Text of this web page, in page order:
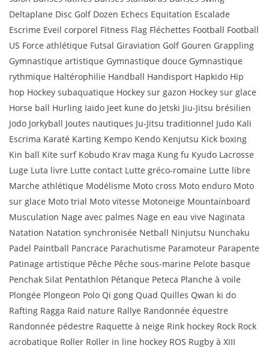
Deltaplane Disc Golf Dozen Echecs Equitation Escalade
Escrime Eveil corporel Fitness Flag Fléchettes Football Football
US Force athlétique Futsal Giraviation Golf Gouren Grappling
Gymnastique artistique Gymnastique douce Gymnastique
rythmique Haltérophilie Handball Handisport Hapkido Hip
hop Hockey subaquatique Hockey sur gazon Hockey sur glace
Horse ball Hurling Iaïdo Jeet kune do Jetski Jiu-Jitsu brésilien
Jodo Jorkyball Joutes nautiques Ju-Jitsu traditionnel Judo Kali
Escrima Karaté Karting Kempo Kendo Kenjutsu Kick boxing
Kin ball Kite surf Kobudo Krav maga Kung fu Kyudo Lacrosse
Luge Luta livre Lutte contact Lutte gréco-romaine Lutte libre
Marche athlétique Modélisme Moto cross Moto enduro Moto
sur glace Moto trial Moto vitesse Motoneige Mountainboard
Musculation Nage avec palmes Nage en eau vive Naginata
Natation Natation synchronisée Netball Ninjutsu Nunchaku
Padel Paintball Pancrace Parachutisme Paramoteur Parapente
Patinage artistique Pêche Pêche sous-marine Pelote basque
Penchak Silat Pentathlon Pétanque Peteca Planche à voile
Plongée Plongeon Polo Qi gong Quad Quilles Qwan ki do
Rafting Ragga Raid nature Rallye Randonnée équestre
Randonnée pédestre Raquette à neige Rink hockey Rock Rock
acrobatique Roller Roller in line hockey ROS Rugby à XIII